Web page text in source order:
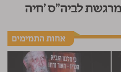
לביה"ס 'חיה